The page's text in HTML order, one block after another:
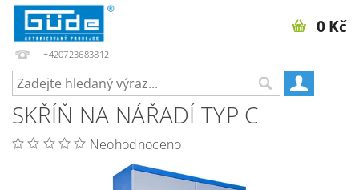
+420723683812
0 Kč
SKŘÍŇ NA NÁŘADÍ TYP C
Neohodnoceno